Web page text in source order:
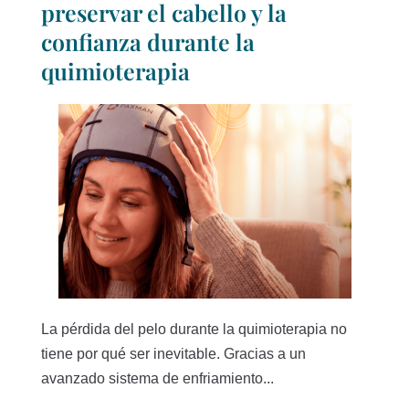
preservar el cabello y la
confianza durante la
quimioterapia
La pérdida del pelo durante la quimioterapia no
tiene por qué ser inevitable. Gracias a un
avanzado sistema de enfriamiento...